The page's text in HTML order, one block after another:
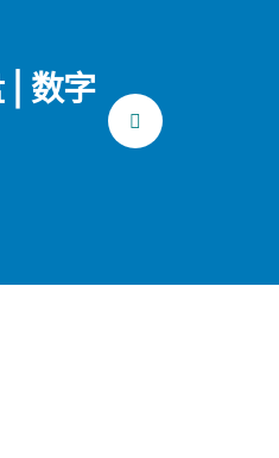
| 数字